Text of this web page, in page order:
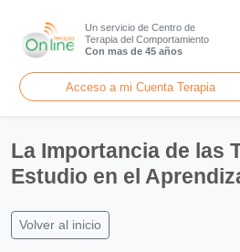
Un servicio de Centro de
Terapia del Comportamiento
Con mas de 45 años
Acceso a mi Cuenta Terapia
La Importancia de las
Estudio en el
Volver al inicio